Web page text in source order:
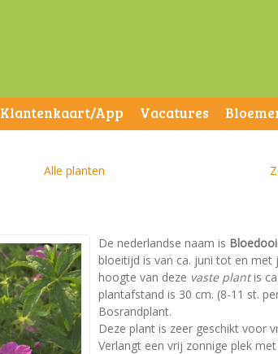
Klantenkaart/App Vacatures
Alle planten
De nederlandse naam is
bloeitijd is van ca. juni tot en met
hoogte van deze vaste plantis
plantafstand is 30 cm. (8-11 st.
Bosrandplant.
Deze plant is zeer geschikt voor
Verlangt een vrij zonnige plek